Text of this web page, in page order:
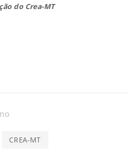
do Crea-MT
CREA-MT